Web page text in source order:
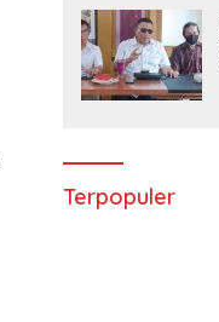
Terpopuler